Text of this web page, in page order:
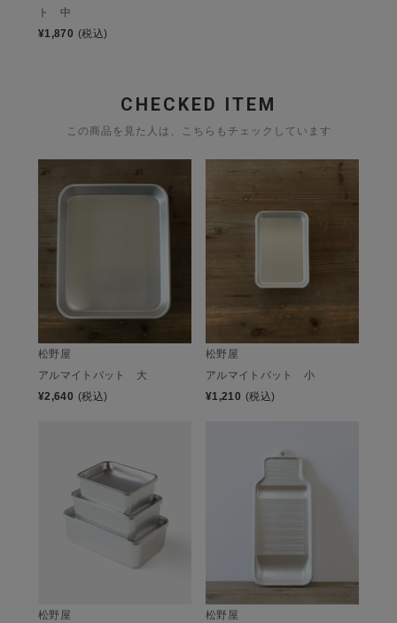
ト 中
¥1,870 (税込)
CHECKED ITEM
この商品を見た人は、こちらもチェックしています
松野屋
アルマイトバット 大
¥2,640 (税込)
松野屋
アルマイトバット 小
¥1,210 (税込)
松野屋
松野屋